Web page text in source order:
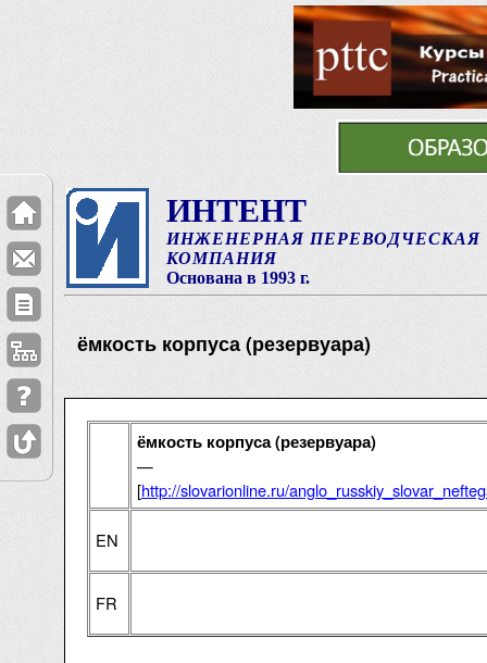
ИНТЕНТ
ИНЖЕНЕРНАЯ ПЕРЕВОДЧЕСКАЯ
КОМПАНИЯ
Основана в 1993 г.
ёмкость корпуса (резервуара)
ёмкость корпуса (резервуара)
—
[http://slovarionline.ru/
EN
FR